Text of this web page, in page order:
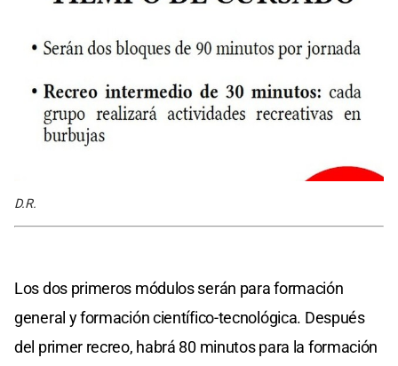
D.R.
Los dos primeros módulos serán para formación
general y formación científico-tecnológica. Después
del primer recreo, habrá 80 minutos para la formación